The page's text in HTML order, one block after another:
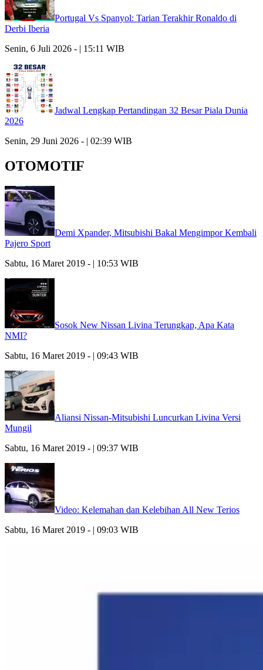
Portugal Vs Spanyol: Tarian Terakhir Ronaldo di
Derbi Iberia
Senin, 6 Juli 2026 - | 15:11 WIB
Jadwal Lengkap Pertandingan 32 Besar Piala Dunia
2026
Senin, 29 Juni 2026 - | 02:39 WIB
OTOMOTIF
Demi Xpander, Mitsubishi Bakal Mengimpor Kembali
Pajero Sport
Sabtu, 16 Maret 2019 - | 10:53 WIB
Sosok New Nissan Livina Terungkap, Apa Kata
NMI?
Sabtu, 16 Maret 2019 - | 09:43 WIB
Aliansi Nissan-Mitsubishi Luncurkan Livina Versi
Mungil
Sabtu, 16 Maret 2019 - | 09:37 WIB
Video: Kelemahan dan Kelebihan All New Terios
Sabtu, 16 Maret 2019 - | 09:03 WIB